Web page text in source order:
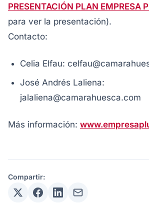
PRESENTACIÓN PLAN EMPRESA
para ver la presentación).
Contacto:
Celia Elfau:
José Andrés Laliena:
jalaliena@camarahuesca.com
Más información:
Compartir: